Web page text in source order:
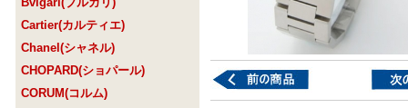
Cartier(カルティエ)
Chanel(シャネル)
CHOPARD(ショパール)
CORUM(コルム)